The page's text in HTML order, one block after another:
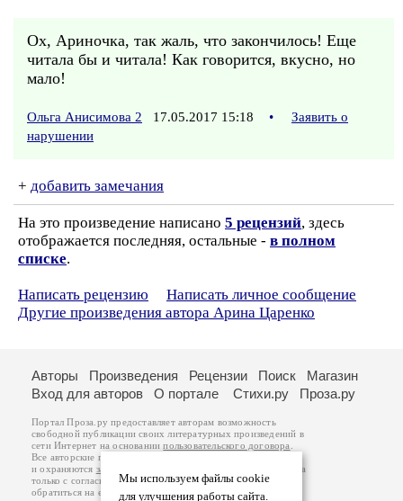
Ох, Ариночка, так жаль, что закончилось! Еще
читала бы и читала! Как говорится, вкусно, но
мало!
Ольга Анисимова 2 17.05.2017 15:18 •
Заявить о
нарушении
+ добавить замечания
На это произведение написано 5 рецензий, здесь
отображается последняя, остальные - в полном
списке.
Написать рецензию
Написать личное сообщение
Другие произведения автора Арина Царенко
Мы используем файлы cookie
для улучшения работы сайта.
Авторы Произведения Рецензии Поиск
Магазин
Вход для авторов
О портале Стихи.ру Проза.ру
Портал Проза.ру предоставляет авторам возможность
свободной публикации своих литературных произведений в
сети Интернет на основаниипользовательского договора
Все авторские права на произведения принадлежат авторам
и охраняются законом
. Перепечатка произведений возможна
только с согласия его автора, к которому вы можете
обратиться на его авторской странице. Ответственность за